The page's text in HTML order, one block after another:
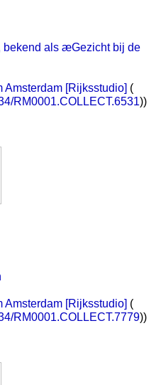
bekend als æGezicht bij de
[Rijksstudio] (
RM0001.COLLECT.6531))
[Rijksstudio] (
RM0001.COLLECT.7779))